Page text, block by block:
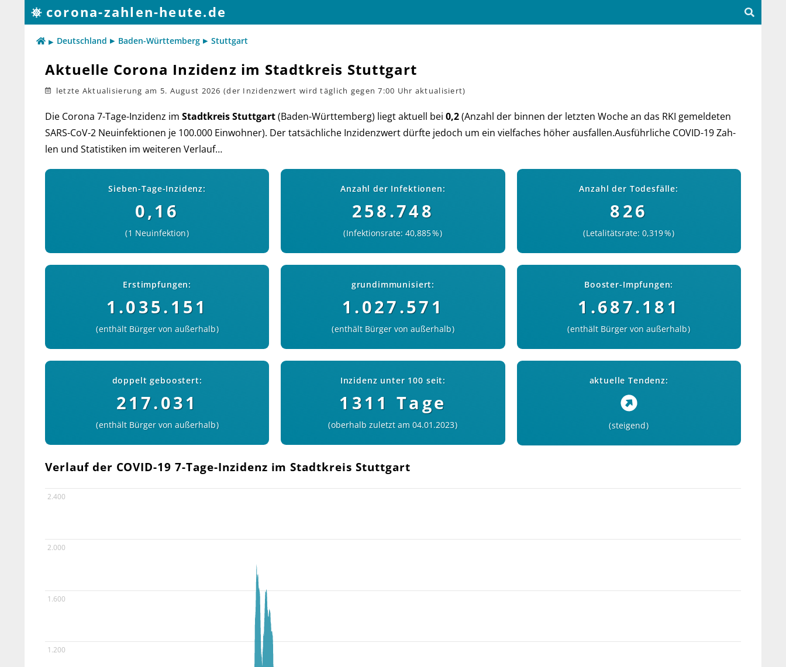
corona-zahlen-heute.de
Deutschland Baden-Württemberg Stuttgart
Aktuelle Corona Inzidenz im Stadtkreis Stuttgart
letzte Aktualisierung am 5. August 2026
Die Corona 7-Tage-Inzidenz im Stadtkreis Stuttgart(Baden-Würt­tem­berg) liegt aktu­ell bei 0,2(An­zahl der bin­nen der letz­ten Woche an das RKI ge­mel­deten
SARS-CoV-2 Neu­in­fek­tio­nen je 100.000 Ein­woh­ner). Der tat­säch­liche In­zi­denz­wert dürf­te je­doch um ein viel­faches höher aus­fal­len.Aus­führ­liche COVID-19 Zah­
len und Sta­tis­ti­ken im wei­teren Verlauf…
Sieben-Tage-Inzidenz:
0,16
1 Neuinfektion
Anzahl der Infektionen:
258.748
Infektionsrate: 40,885 %
Anzahl der Todesfälle:
826
Letalitätsrate: 0,319 %
Erstimpfungen:
1.035.151
enthält Bürger von außerhalb
grundimmunisiert:
1.027.571
enthält Bürger von außerhalb
Booster-Impfungen:
1.687.181
enthält Bürger von außerhalb
doppelt geboostert:
217.031
enthält Bürger von außerhalb
Inzidenz unter 100 seit:
1311 Tage
oberhalb zuletzt am 04.01.2023
aktuelle Tendenz:
steigend
Verlauf der COVID-19 7-Tage-Inzidenz im Stadtkreis Stuttgart
1.200
1.600
2.000
2.400